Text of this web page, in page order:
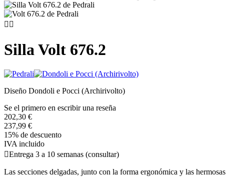
 
Silla Volt 676.2
Diseño Dondoli e Pocci (Archirivolto)
Se el primero en escribir una reseña
202,30 €
237,99 €
15% de descuento
IVA incluido
Entrega 3 a 10 semanas (consultar)
Las secciones delgadas, junto con la forma ergonómica y las